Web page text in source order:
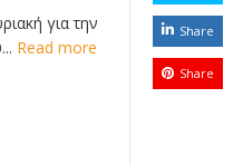
για την
Read more
Share
Share